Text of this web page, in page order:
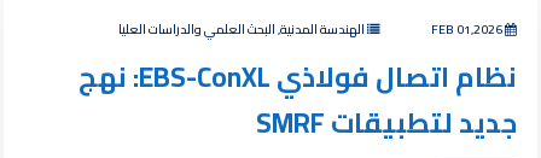
FEB 01,2026 الهندسة المدنية, البحث العلمي والدراسات العليا
نظام اتصال فولاذي EBS-ConXL: نهج
جديد لتطبيقات SMRF